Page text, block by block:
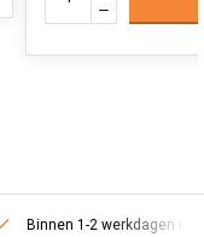
Binnen 1-2 werkdagen in